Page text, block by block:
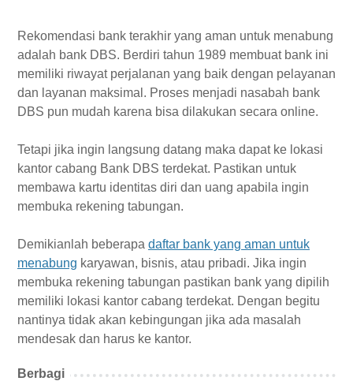
Rekomendasi bank terakhir yang aman untuk menabung
adalah bank DBS. Berdiri tahun 1989 membuat bank ini
memiliki riwayat perjalanan yang baik dengan pelayanan
dan layanan maksimal. Proses menjadi nasabah bank
DBS pun mudah karena bisa dilakukan secara online.
Tetapi jika ingin langsung datang maka dapat ke lokasi
kantor cabang Bank DBS terdekat. Pastikan untuk
membawa kartu identitas diri dan uang apabila ingin
membuka rekening tabungan.
Demikianlah beberapa daftar bank yang aman untuk
menabung karyawan, bisnis, atau pribadi. Jika ingin
membuka rekening tabungan pastikan bank yang dipilih
memiliki lokasi kantor cabang terdekat. Dengan begitu
nantinya tidak akan kebingungan jika ada masalah
mendesak dan harus ke kantor.
Berbagi